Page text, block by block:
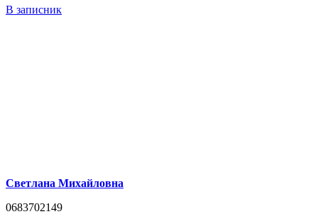
В записник
Светлана Михайловна
0683702149